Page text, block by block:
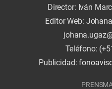
Director: Iván
Editor Web:
Teléfono:
Publicidad: